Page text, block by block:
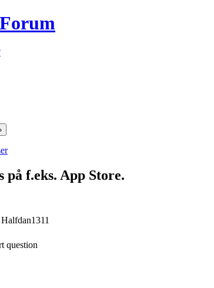
på f.eks. App Store.
question